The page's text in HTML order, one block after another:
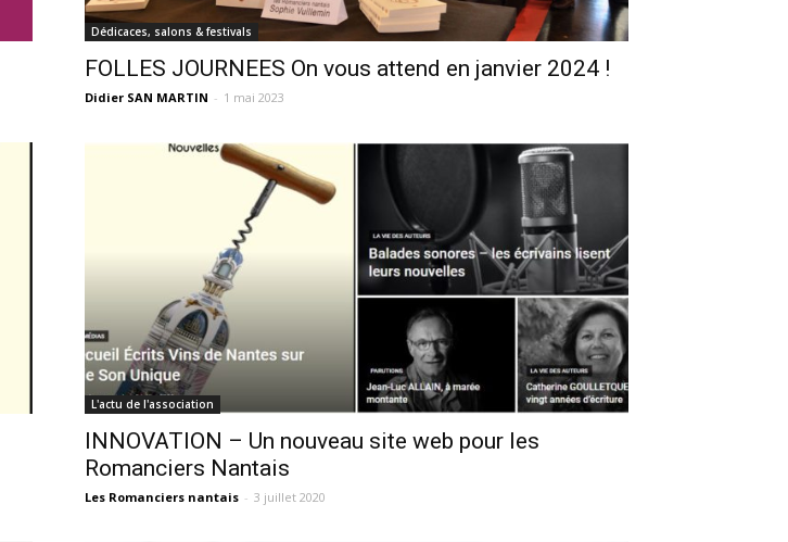
Dédicaces, salons & festivals
FOLLES JOURNEES On vous attend en janvier 2024 !
Didier SAN MARTIN - 1 mai 2023
L'actu de l'association
INNOVATION – Un nouveau site web pour les
Romanciers Nantais
Les Romanciers nantais - 3 juillet 2020